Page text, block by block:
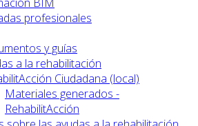
profesionales
y guías
a la rehabilitación
Ciudadana (local)
Materiales generados -
RehabilitAcción